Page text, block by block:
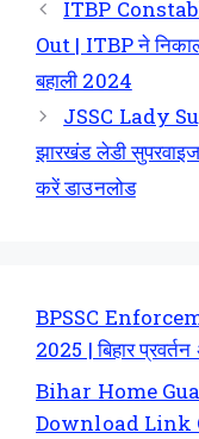
ITBP
Out | ITBP ने
बहाली 2024
JSSC Lady
झारखंड लेडी
करें डाउनलोड
BPSSC
2025 | बिहार
Bihar Home
Download Link